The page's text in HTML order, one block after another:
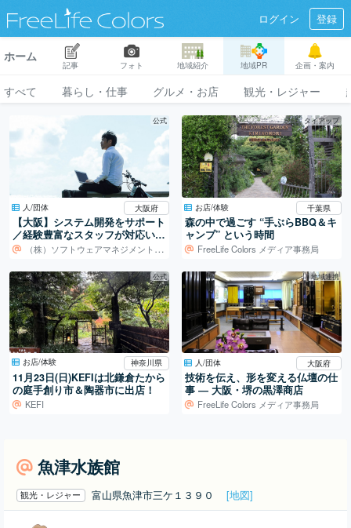
ログイン 登録
ホーム
記事 フォト 地域紹介 地域PR 企画・案内
すべて 暮らし・仕事 グルメ・お店 観光・レジャー
公式
人/団体 大阪府
【大阪】システム開発をサポート
／経験豊富なスタッフが対応いた
します！
（株）ソフトウェアマネジメントセンター
タイアップ
お店/体験 千葉県
森の中で過ごす “手ぶらBBQ＆キ
ャンプ” という時間
FreeLife Colors メディア事務局
公式
お店/体験 神奈川県
11月23日(日)KEFIは北鎌倉たから
の庭手創り市＆陶器市に出店！
KEFI
地域連携
人/団体 大阪府
技術を伝え、形を変える仏壇の仕
事 ― 大阪・堺の黒澤商店
FreeLife Colors メディア事務局
魚津水族館
観光・レジャー 富山県魚津市三ケ１３９０ [地図]